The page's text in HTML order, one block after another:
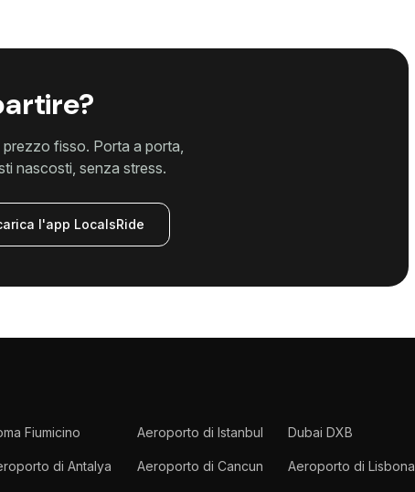
fisso. Porta a porta,
nascosti, senza stress.
l'app LocalsRide
Fiumicino Aeroporto di Istanbul Dubai DXB
di Antalya Aeroporto di Cancun Aeroporto di Lisbona